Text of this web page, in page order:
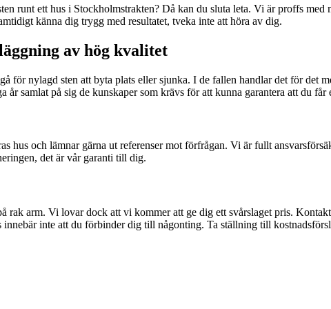
runt ett hus i Stockholmstrakten? Då kan du sluta leta. Vi är proffs med
känna dig trygg med resultatet, tveka inte att höra av dig.
av hög kvalitet
för nylagd sten att byta plats eller sjunka. I de fallen handlar det för det
samlat på sig de kunskaper som krävs för att kunna garantera att du
hus och lämnar gärna ut referenser mot förfrågan. Vi är fullt
det är vår garanti till dig.
rak arm. Vi lovar dock att vi kommer att ge dig ett svårslaget pris.
inte att du förbinder dig till någonting. Ta ställning till